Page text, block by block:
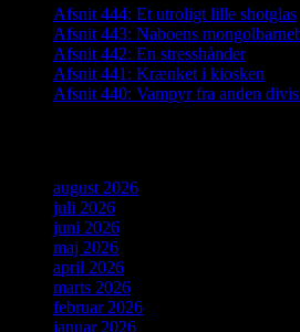
Afsnit 444: Et utroligt lille shotglas
Afsnit 443: Naboens
Afsnit 442: En stresshånder
Afsnit 441: Krænket i kiosken
Afsnit 440: Vampyr fra anden
august 2026
juli 2026
juni 2026
maj 2026
april 2026
marts 2026
februar 2026
januar 2026